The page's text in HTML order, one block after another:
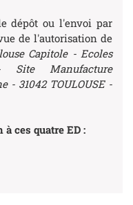
dépôt ou l'envoi par
de l'autorisation de
Capitole - Ecoles
Site Manufacture
- 31042 TOULOUSE -
ces quatre ED :